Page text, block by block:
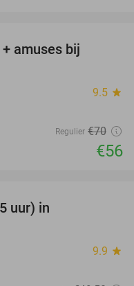
amuses bij
9.5 star
Regulier €70
€56
uur) in
9.9 star